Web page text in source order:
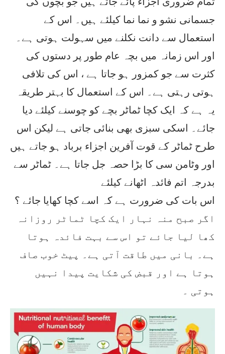
جسمانی نشو و نما نما کیلئے ہیں۔ اس کے
استعمال سے دانت نکلنے میں سہولت ہوتی ہے۔
اور اس زمانہ میں بچہ عام طور پر دستوں کی
کثرت سے جو کمزور ہو جاتا ہے ، اس کی تلافی
ہوتی رہتی ہے۔ اس کے استعمال کا بہتر طریقہ
یہ ہے کہ ایک کچا ٹماٹر بچے کو چوسنے کیلئے دیا
جائے۔ اسکی سبزی بھی بنائی جاتی ہے لیکن اس
طرح ٹماٹر کے قوت آفرین اجزاء برباد ہو جاتے ہیں
اور وٹامن سی کا بڑا حصہ جل جاتا ہے۔ ٹماٹر سے
بدرجہ اتم فائدہ اٹھانے کیلئے
اس بات کی ضرورت ہے کہ اسے کچا کھایا جائے ؟
اگر صبح منہ نہار ایک کچا ٹماٹر روزانہ
کھا لیا جائے تو اس سے بہت فائدہ ہوتا
ہے۔ بانی میں طاقت آتی ہے۔ پیٹ خوب صاف
ہوتا ہے اور قبض کی شکایت پیدا نہیں
ہوتی ۔